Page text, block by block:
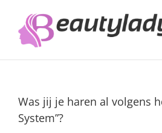
inhoud
Was jij je haren al volgens
System”?